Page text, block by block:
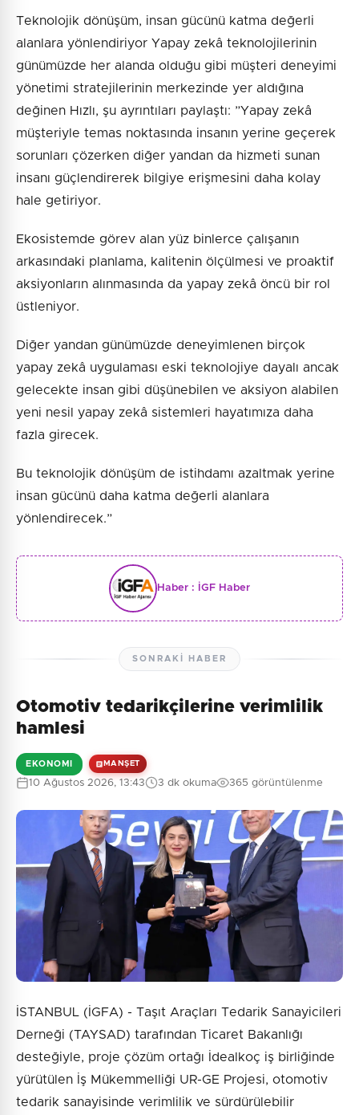
Teknolojik dönüşüm, insan gücünü katma değerli
alanlara yönlendiriyor Yapay zekâ teknolojilerinin
günümüzde her alanda olduğu gibi müşteri deneyimi
yönetimi stratejilerinin merkezinde yer aldığına
değinen Hızlı, şu ayrıntıları paylaştı: ”Yapay zekâ
müşteriyle temas noktasında insanın yerine geçerek
sorunları çözerken diğer yandan da hizmeti sunan
insanı güçlendirerek bilgiye erişmesini daha kolay
hale getiriyor.
Ekosistemde görev alan yüz binlerce çalışanın
arkasındaki planlama, kalitenin ölçülmesi ve proaktif
aksiyonların alınmasında da yapay zekâ öncü bir rol
üstleniyor.
Diğer yandan günümüzde deneyimlenen birçok
yapay zekâ uygulaması eski teknolojiye dayalı ancak
gelecekte insan gibi düşünebilen ve aksiyon alabilen
yeni nesil yapay zekâ sistemleri hayatımıza daha
fazla girecek.
Bu teknolojik dönüşüm de istihdamı azaltmak yerine
insan gücünü daha katma değerli alanlara
yönlendirecek.”
Haber : İGF Haber
SONRAKI HABER
Otomotiv tedarikçilerine verimlilik
hamlesi
EKONOMI MANŞET
10 Ağustos 2026, 13:43 3 dk okuma 365 görüntülenme
İSTANBUL (İGFA) - Taşıt Araçları Tedarik Sanayicileri
Derneği (TAYSAD) tarafından Ticaret Bakanlığı
desteğiyle, proje çözüm ortağı İdealkoç iş birliğinde
yürütülen İş Mükemmelliği UR-GE Projesi, otomotiv
tedarik sanayisinde verimlilik ve sürdürülebilir